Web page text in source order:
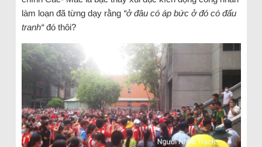
làm loạn đã từng dạy rằng “ở đâu có áp bức ở đó có đấu
tranh“đó thôi?